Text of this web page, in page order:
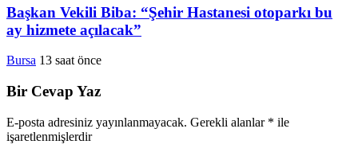
Başkan Vekili Biba: “Şehir Hastanesi otoparkı bu
ay hizmete açılacak”
Bursa 13 saat önce
Bir Cevap Yaz
E-posta adresiniz yayınlanmayacak. Gerekli alanlar * ile
işaretlenmişlerdir